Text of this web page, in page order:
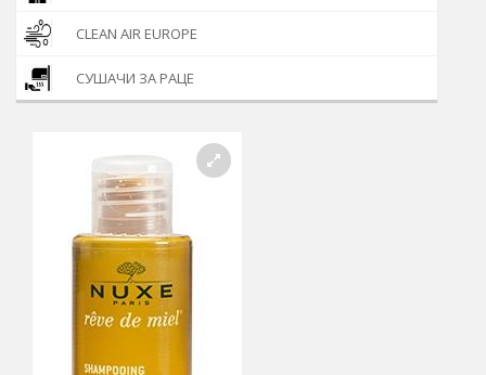
CLEAN AIR EUROPE
СУШАЧИ ЗА РАЦЕ